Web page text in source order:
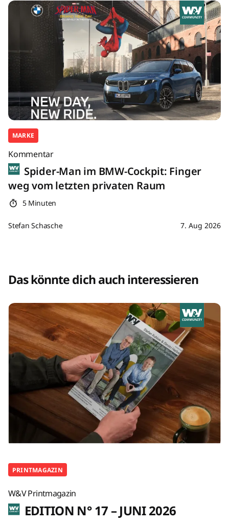
MARKE
Kommentar
Spider-Man im BMW-Cockpit: Finger
weg vom letzten privaten Raum
5 Minuten
Stefan Schasche 7. Aug 2026
Das könnte dich auch interessieren
PRINTMAGAZIN
W&V Printmagazin
EDITION N° 17 – JUNI 2026